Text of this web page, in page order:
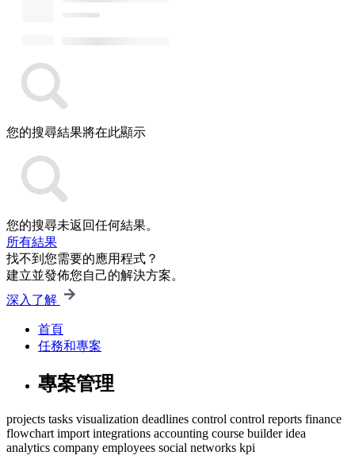
您的搜尋結果將在此顯示
您的搜尋未返回任何結果。
所有結果
找不到您需要的應用程式？
建立並發佈您自己的解決方案。
深入了解
首頁
任務和專案
專案管理
projects tasks visualization deadlines control control reports finance
flowchart import integrations accounting course builder idea
analytics company employees social networks kpi